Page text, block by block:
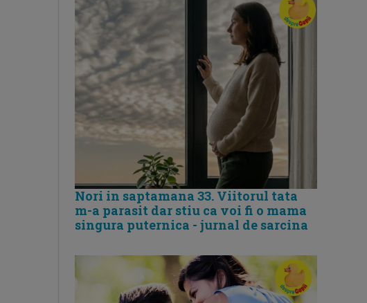
Nori in saptamana 33. Viitorul tata
m-a parasit dar stiu ca voi fi o mama
singura puternica - jurnal de sarcina